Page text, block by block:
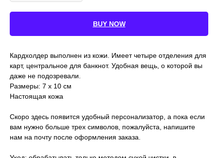
BUY NOW
Кардхолдер выполнен из кожи. Имеет четыре отделения для
карт, центральное для банкнот. Удобная вещь, о которой вы
даже не подозревали.
Размеры: 7 x 10 см
Настоящая кожа
Скоро здесь появится удобный персонализатор, а пока если
вам нужно больше трех символов, пожалуйста, напишите
нам на почту после оформления заказа.